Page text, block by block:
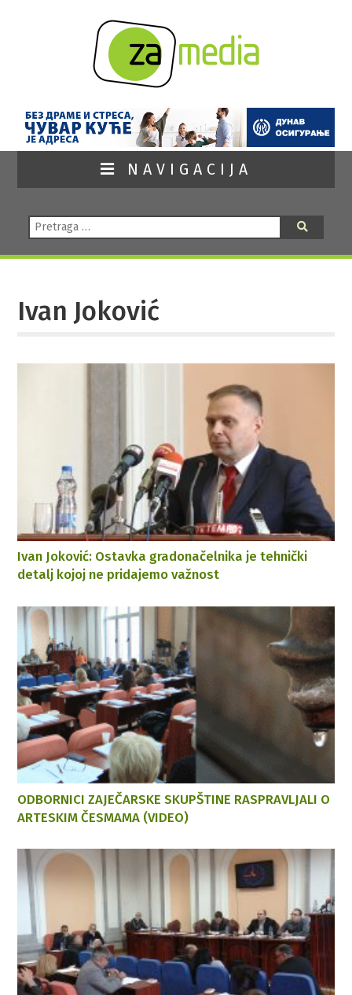
NAVIGACIJA
Pretraga:
Ivan Joković
Ivan Joković: Ostavka gradonačelnika je tehnički
detalj kojoj ne pridajemo važnost
ODBORNICI ZAJEČARSKE SKUPŠTINE RASPRAVLJALI O
ARTESKIM ČESMAMA (VIDEO)